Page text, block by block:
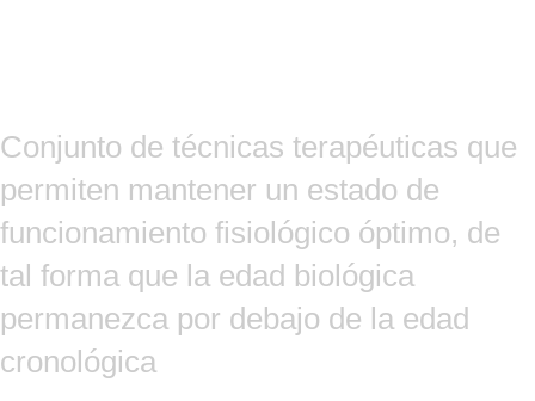
Conjunto de técnicas terapéuticas que
permiten mantener un estado de
funcionamiento fisiológico óptimo, de
tal forma que la edad biológica
permanezca por debajo de la edad
cronológica